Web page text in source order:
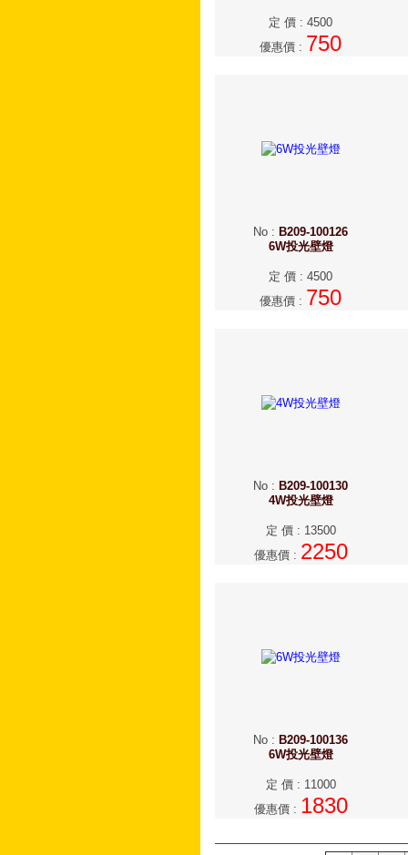
定 價 : 4500
優惠價 : 750
No : B209-100126
6W投光壁燈
定 價 : 4500
優惠價 : 750
No : B209-100130
4W投光壁燈
定 價: 13500
優惠價: 2250
No : B209-100136
6W投光壁燈
定 價: 11000
優惠價: 1830